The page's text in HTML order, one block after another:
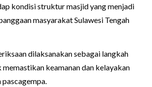
kondisi struktur masjid yang menjadi
masyarakat Sulawesi Tengah
dilaksanakan sebagai langkah
keamanan dan kelayakan